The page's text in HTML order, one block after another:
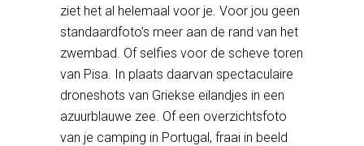
ziet het al helemaal voor je. Voor jou geen
standaardfoto’s meer aan de rand van het
zwembad. Of selfies voor de scheve toren
van Pisa. In plaats daarvan spectaculaire
droneshots van Griekse eilandjes in een
azuurblauwe zee. Of een overzichtsfoto
van je camping in Portugal, fraai in beeld